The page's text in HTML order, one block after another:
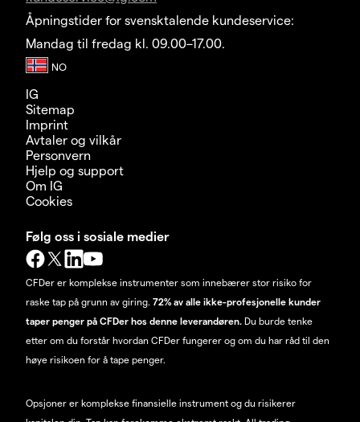
Åpningstider for svensktalende kundeservice:
Mandag til fredag kl. 09.00–17.00.
IG
Sitemap
Imprint
Avtaler og vilkår
Personvern
Hjelp og support
Om IG
Cookies
Følg oss i sosiale medier
CFDer er komplekse instrumenter som innebærer stor risiko for
raske tap på grunn av giring. 72% av alle ikke-profesjonelle kunder
taper penger på CFDer hos denne leverandøren. Du burde tenke
etter om du forstår hvordan CFDer fungerer og om du har råd til den
høye risikoen for å tape penger.
Opsjoner er komplekse finansielle instrument og du risikerer